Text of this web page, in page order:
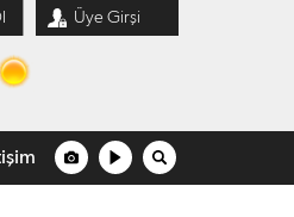
Üye Girşi